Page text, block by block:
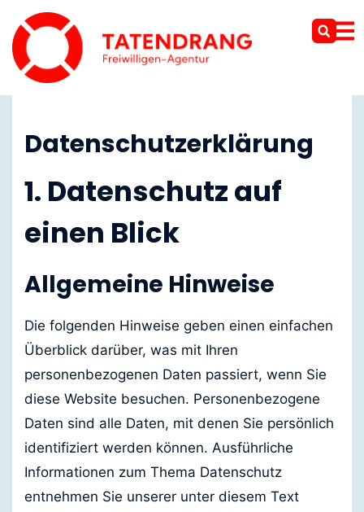
Datenschutz
Datenschutz­erklärung
1. Datenschutz auf
einen Blick
Allgemeine Hinweise
Die folgenden Hinweise geben einen einfachen
Überblick darüber, was mit Ihren
personenbezogenen Daten passiert, wenn Sie
diese Website besuchen. Personenbezogene
Daten sind alle Daten, mit denen Sie persönlich
identifiziert werden können. Ausführliche
Informationen zum Thema Datenschutz
entnehmen Sie unserer unter diesem Text